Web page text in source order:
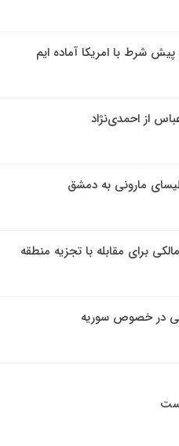
شرط با امریکا آماده ایم
از احمدی‌نژاد
مارونی به دمشق
برای مقابله با تجزیه منطقه
در خصوص سوریه